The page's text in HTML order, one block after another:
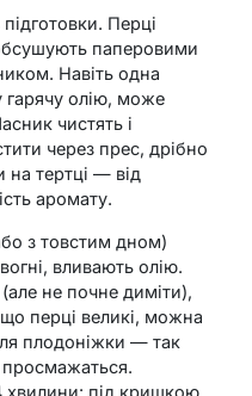
Перці
паперовими
Навіть одна
гарячу олію, може
чистять і
через прес, дрібно
тертці — від
аромату.
з товстим дном)
вливають олію.
не почне диміти),
перці великі, можна
плодоніжки — так
під кришкою